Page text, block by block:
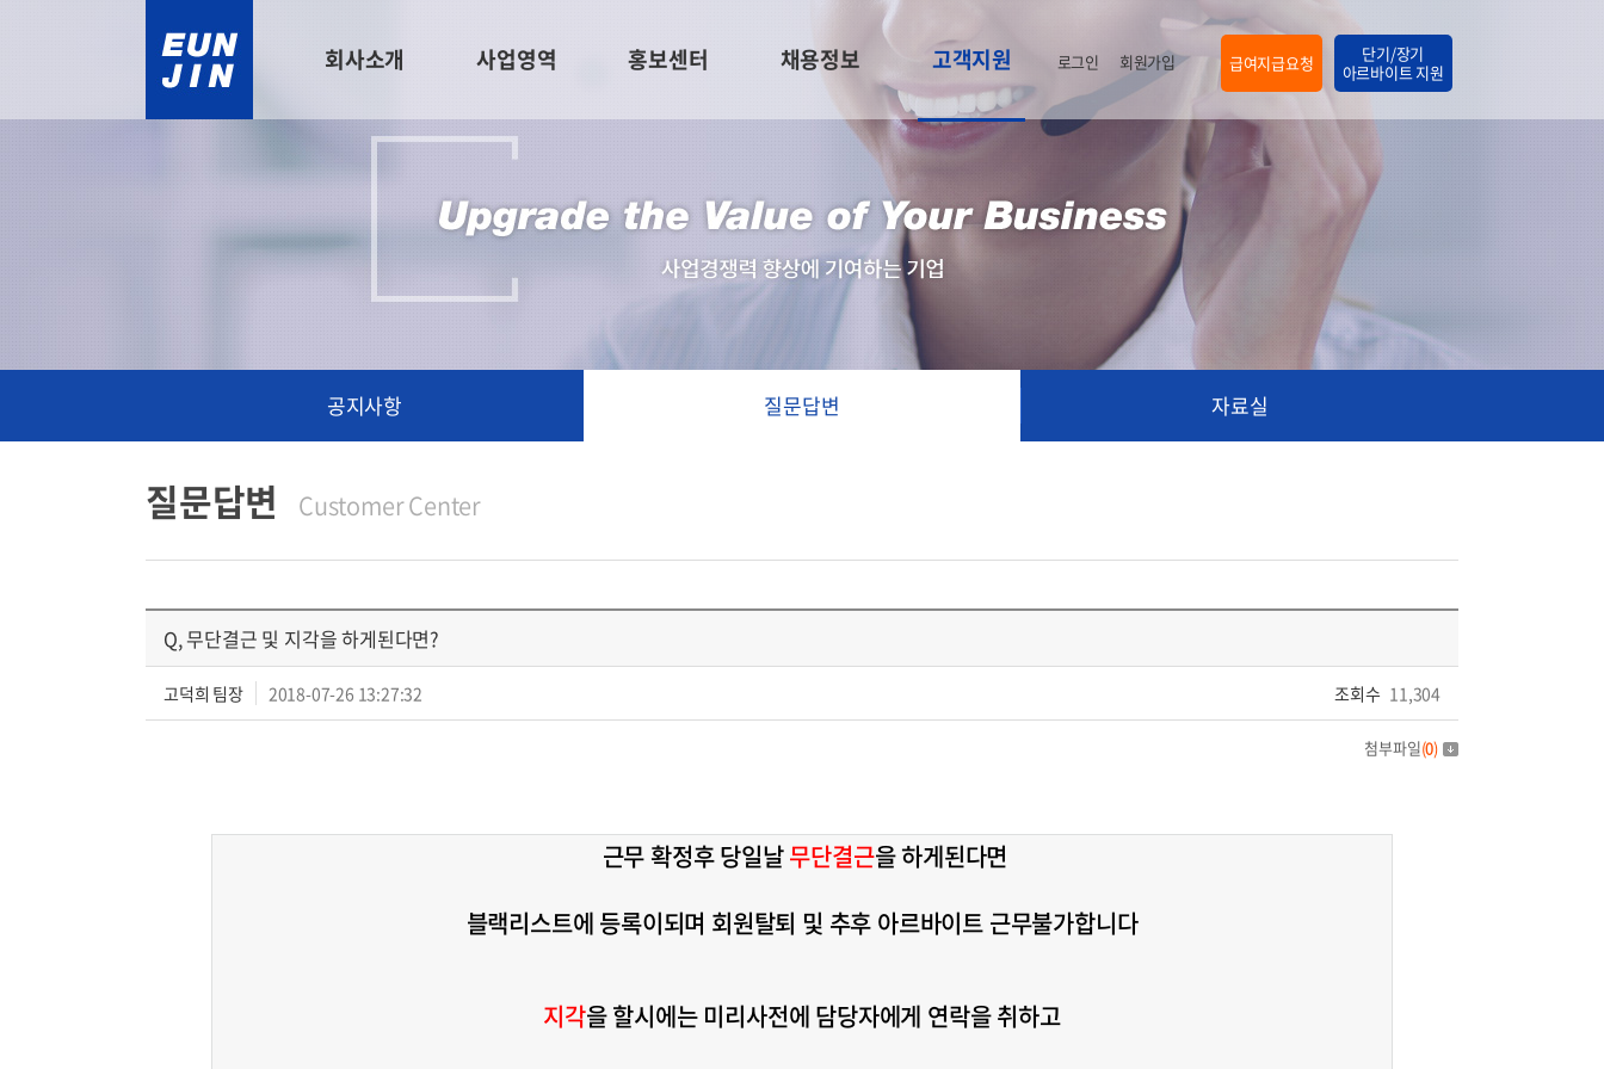
회사소개 사업영역 홍보센터 채용정보 고객지원 로그인 회원가입 급여지급요청
단기/장기
아르바이트 지원
공지사항 질문답변 자료실
질문답변 Customer Center
Q, 무단결근 및 지각을 하게된다면?
고덕희 팀장 2018-07-26 13:27:32 조회수 11,304
첨부파일(0)
근무 확정후 당일날무단결근을 하게된다면
블랙리스트에 등록이되며 회원탈퇴 및 추후 아르바이트 근무불가합니다
지각을 할시에는 미리사전에 담당자에게 연락을 취하고